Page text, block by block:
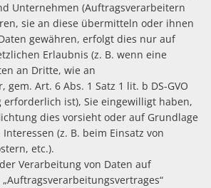
Unternehmen (Auftragsverarbeitern
sie an diese übermitteln oder ihnen
gewähren, erfolgt dies nur auf
Erlaubnis (z. B. wenn eine
an Dritte, wie an
Art. 6 Abs. 1 Satz 1 lit. b DS-GVO
ist), Sie eingewilligt haben,
dies vorsieht oder auf Grundlage
(z. B. beim Einsatz von
etc.).
Verarbeitung von Daten auf